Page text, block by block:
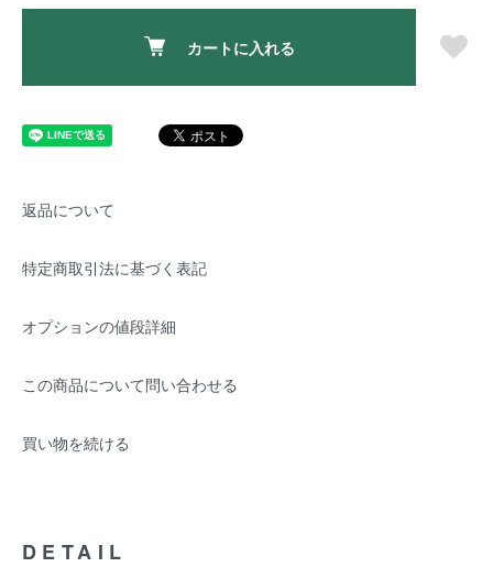
カートに入れる
返品について
特定商取引法に基づく表記
オプションの値段詳細
この商品について問い合わせる
買い物を続ける
DETAIL